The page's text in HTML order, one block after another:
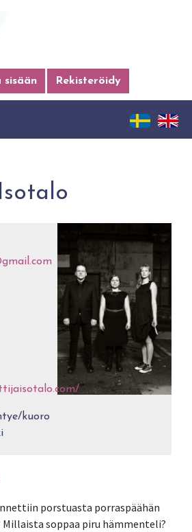
sisään Rekisteröidy
kuoro
porstuasta porraspäähän
Millaista soppaa piru hämmenteli?